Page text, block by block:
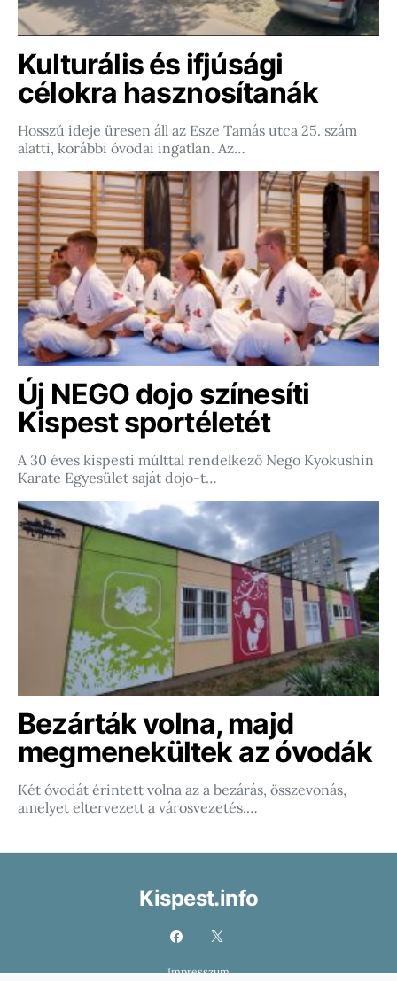
Kulturális és ifjúsági
célokra hasznosítanák
Hosszú ideje üresen áll az Esze Tamás utca 25. szám
alatti, korábbi óvodai ingatlan. Az…
Új NEGO dojo színesíti
Kispest sportéletét
A 30 éves kispesti múlttal rendelkező Nego Kyokushin
Karate Egyesület saját dojo-t…
Bezárták volna, majd
megmenekültek az óvodák
Két óvodát érintett volna az a bezárás, összevonás,
amelyet eltervezett a városvezetés.…
Kispest.info
Impresszum